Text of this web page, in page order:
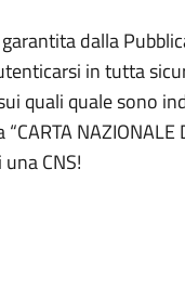
dalla
in tutta
quali quale sono
NAZIONALE
CNS!